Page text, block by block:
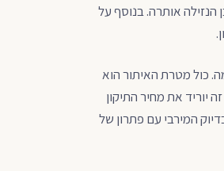
המים בחצרות 100% ומתן אחריות שכן הנזילה אותרה. בנוסף על
כול מטרת האיתור הוא
יוריד את מחיר התיקון
המירבי עם פתרון של